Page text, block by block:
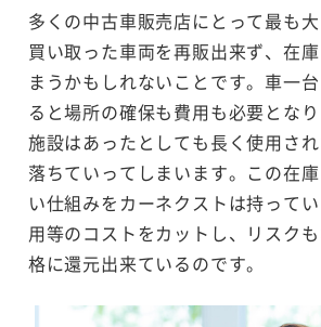
多くの中古車販売店にとって最も大
買い取った車両を再販出来ず、在
まうかもしれないことです。車一
ると場所の確保も費用も必要とな
施設はあったとしても長く使用さ
落ちていってしまいます。この在
い仕組みをカーネクストは持って
用等のコストをカットし、リスク
格に還元出来ているのです。